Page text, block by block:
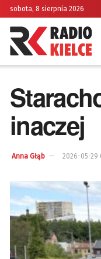
sobota, 8 sierpnia 2026
inaczej
Anna Głąb 2026-05-29